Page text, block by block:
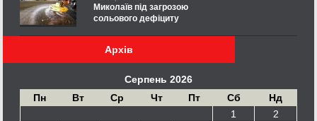
Миколаїв під загрозою
сольового дефіциту
Архів
Серпень 2026
Пн
Вт Ср Чт Пт Сб
Нд
1
2